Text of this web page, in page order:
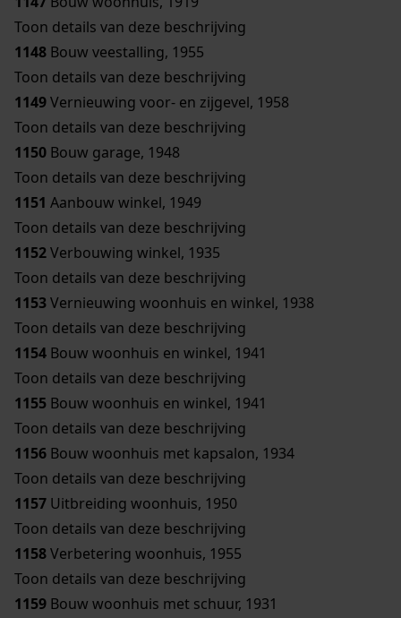
Toon details van deze beschrijving
1148 Bouw veestalling, 1955
Toon details van deze beschrijving
1149Vernieuwing voor- en zijgevel, 1958
Toon details van deze beschrijving
1150 Bouw garage, 1948
Toon details van deze beschrijving
1151 Aanbouw winkel, 1949
Toon details van deze beschrijving
1152Verbouwing winkel, 1935
Toon details van deze beschrijving
1153Vernieuwing woonhuis en winkel, 1938
Toon details van deze beschrijving
1154 Bouw woonhuis en winkel, 1941
Toon details van deze beschrijving
1155 Bouw woonhuis en winkel, 1941
Toon details van deze beschrijving
1156 Bouw woonhuis met kapsalon, 1934
Toon details van deze beschrijving
1157 Uitbreiding woonhuis, 1950
Toon details van deze beschrijving
1158Verbetering woonhuis, 1955
Toon details van deze beschrijving
1159 Bouw woonhuis met schuur, 1931